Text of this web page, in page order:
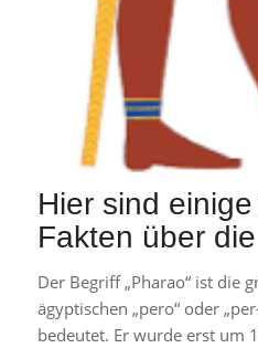
Hier sind
Fakten über
Der Begriff „Pharao“ ist die
ägyptischen „pero“ oder
bedeutet. Er wurde erst um